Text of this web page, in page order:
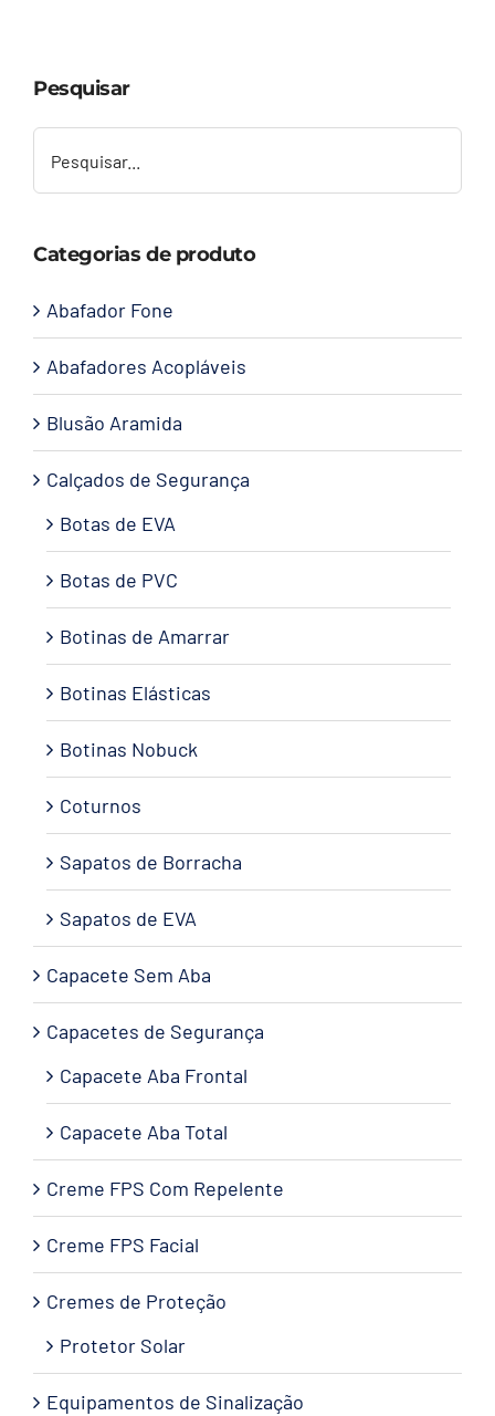
Contato
Pesquisar
Categorias de produto
Abafador Fone
Abafadores Acopláveis
Blusão Aramida
Calçados de Segurança
Botas de EVA
Botas de PVC
Botinas de Amarrar
Botinas Elásticas
Botinas Nobuck
Coturnos
Sapatos de Borracha
Sapatos de EVA
Capacete Sem Aba
Capacetes de Segurança
Capacete Aba Frontal
Capacete Aba Total
Creme FPS Com Repelente
Creme FPS Facial
Cremes de Proteção
Protetor Solar
Equipamentos de Sinalização